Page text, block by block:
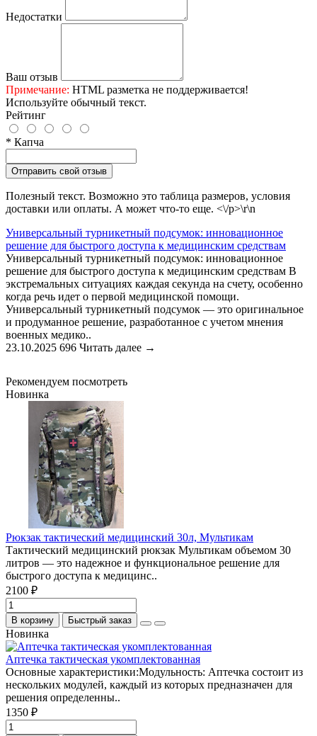
Недостатки
Ваш отзыв
Примечание: HTML разметка не поддерживается!
Используйте обычный текст.
Рейтинг
* Капча
Отправить свой отзыв
Полезный текст. Возможно это таблица размеров, условия
доставки или оплаты. А может что-то еще. <\/p>\r\n
Универсальный турникетный подсумок: инновационное
решение для быстрого доступа к медицинским средствам
Универсальный турникетный подсумок: инновационное
решение для быстрого доступа к медицинским средствам В
экстремальных ситуациях каждая секунда на счету, особенно
когда речь идет о первой медицинской помощи.
Универсальный турникетный подсумок — это оригинальное
и продуманное решение, разработанное с учетом мнения
военных медико..
23.10.2025 696 Читать далее →
Рекомендуем посмотреть
Новинка
Рюкзак тактический медицинский 30л, Мультикам
Тактический медицинский рюкзак Мультикам объемом 30
литров — это надежное и функциональное решение для
быстрого доступа к медицинс..
2100 ₽
В корзину Быстрый заказ
Новинка
Аптечка тактическая укомплектованная
Основные характеристики:Модульность: Аптечка состоит из
нескольких модулей, каждый из которых предназначен для
решения определенны..
1350 ₽